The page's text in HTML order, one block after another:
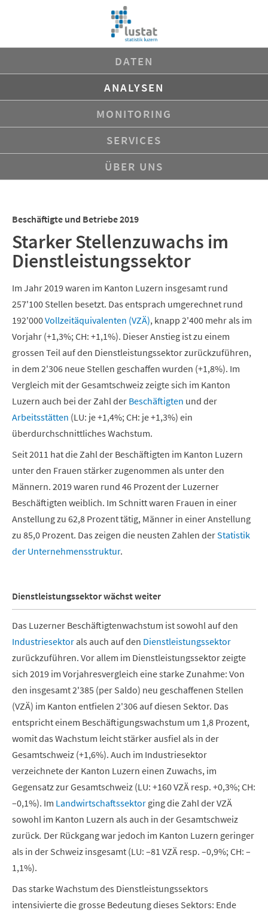
DATEN
ANALYSEN
MONITORING
SERVICES
ÜBER UNS
Beschäftigte und Betriebe 2019
Starker Stellenzuwachs im
Dienstleistungssektor
Im Jahr 2019 waren im Kanton Luzern insgesamt rund
257'100 Stellen besetzt. Das entsprach umgerechnet rund
192'000Vollzeitäquivalenten (VZÄ), knapp 2'400 mehr als im
Vorjahr (+1,3%; CH: +1,1%). Dieser Anstieg ist zu einem
grossen Teil auf den Dienstleistungssektor zurückzuführen,
in dem 2'306 neue Stellen geschaffen wurden (+1,8%). Im
Vergleich mit der Gesamtschweiz zeigte sich im Kanton
Luzern auch bei der Zahl der Beschäftigten und der
Arbeitsstätten (LU: je +1,4%; CH: je +1,3%) ein
überdurchschnittliches Wachstum.
Seit 2011 hat die Zahl der Beschäftigten im Kanton Luzern
unter den Frauen stärker zugenommen als unter den
Männern. 2019 waren rund 46 Prozent der Luzerner
Beschäftigten weiblich. Im Schnitt waren Frauen in einer
Anstellung zu 62,8 Prozent tätig, Männer in einer Anstellung
zu 85,0 Prozent. Das zeigen die neusten Zahlen derStatistik
der Unternehmensstruktur.
Dienstleistungssektor wächst weiter
Das Luzerner Beschäftigtenwachstum ist sowohl auf den
Industriesektor als auch auf den Dienstleistungssektor
zurückzuführen. Vor allem im Dienstleistungssektor zeigte
sich 2019 im Vorjahresvergleich eine starke Zunahme: Von
den insgesamt 2'385 (per Saldo) neu geschaffenen Stellen
(VZÄ) im Kanton entfielen 2'306 auf diesen Sektor. Das
entspricht einem Beschäftigungswachstum um 1,8 Prozent,
womit das Wachstum leicht stärker ausfiel als in der
Gesamtschweiz (+1,6%). Auch im Industriesektor
verzeichnete der Kanton Luzern einen Zuwachs, im
Gegensatz zur Gesamtschweiz (LU: +160 VZÄ resp. +0,3%; CH:
–0,1%). Im Landwirtschaftssektor ging die Zahl der VZÄ
sowohl im Kanton Luzern als auch in der Gesamtschweiz
zurück. Der Rückgang war jedoch im Kanton Luzern geringer
als in der Schweiz insgesamt (LU: –81 VZÄ resp. –0,9%; CH: –
1,1%).
Das starke Wachstum des Dienstleistungssektors
intensivierte die grosse Bedeutung dieses Sektors: Ende